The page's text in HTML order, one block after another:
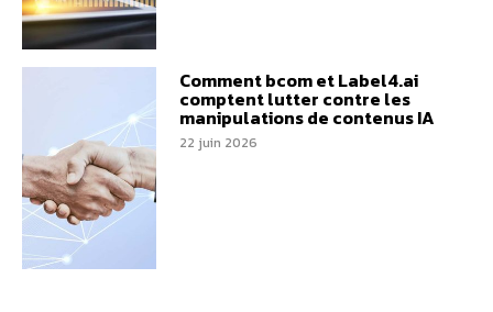
Comment bcom et Label4.ai
comptent lutter contre les
manipulations de contenus IA
22 juin 2026